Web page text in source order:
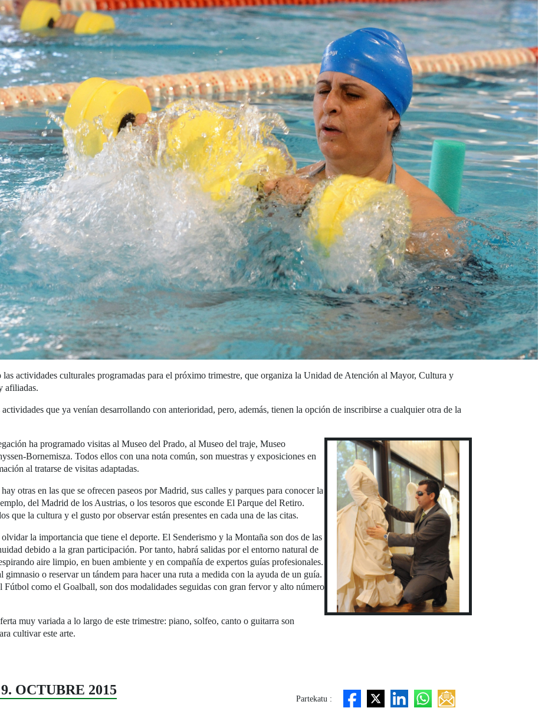
actividades culturales programadas para el próximo trimestre, que organiza la Unidad de Atención al Mayor, Cultura y
afiliadas.
que ya venían desarrollando con anterioridad, pero, además, tienen la opción de inscribirse a cualquier otra de la
ha programado visitas al Museo del Prado, al Museo del traje, Museo
Bornemisza. Todos ellos con una nota común, son muestras y exposiciones en
al tratarse de visitas adaptadas.
otras en las que se ofrecen paseos por Madrid, sus calles y parques para conocer la
del Madrid de los Austrias, o los tesoros que esconde El Parque del Retiro.
que la cultura y el gusto por observar están presentes en cada una de las citas.
la importancia que tiene el deporte. El Senderismo y la Montaña son dos de las
debido a la gran participación. Por tanto, habrá salidas por el entorno natural de
aire limpio, en buen ambiente y en compañía de expertos guías profesionales.
o reservar un tándem para hacer una ruta a medida con la ayuda de un guía.
como el Goalball, son dos modalidades seguidas con gran fervor y alto número
muy variada a lo largo de este trimestre: piano, solfeo, canto o guitarra son
cultivar este arte.
OCTUBRE 2015
Partekatu :